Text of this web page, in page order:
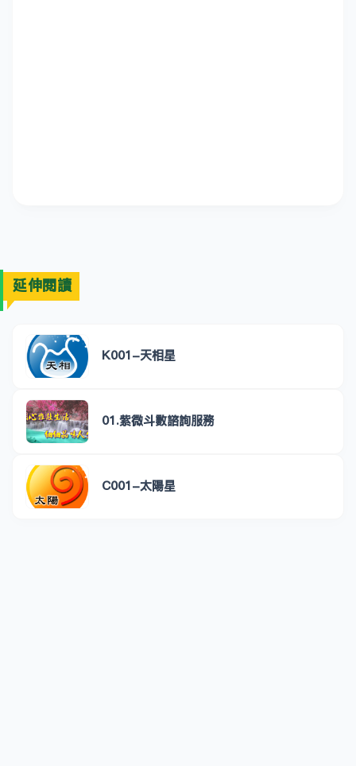
延伸閱讀
K001-天相星
01.紫微斗數諮詢服務
C001-太陽星